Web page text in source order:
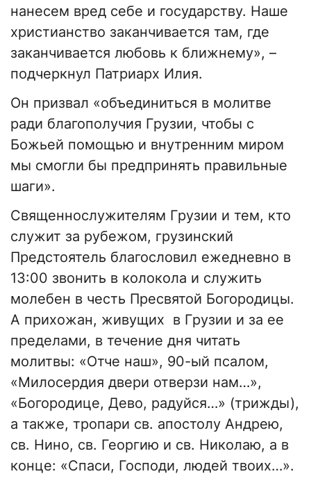
нанесем вред себе и государству. Наше
христианство заканчивается там, где
заканчивается любовь к ближнему», –
подчеркнул Патриарх Илия.
Он призвал «объединиться в молитве
ради благополучия Грузии, чтобы с
Божьей помощью и внутренним миром
мы смогли бы предпринять правильные
шаги».
Священнослужителям Грузии и тем, кто
служит за рубежом, грузинский
Предстоятель благословил ежедневно в
13:00 звонить в колокола и служить
молебен в честь Пресвятой Богородицы.
А прихожан, живущих в Грузии и за ее
пределами, в течение дня читать
молитвы: «Отче наш», 90-ый псалом,
«Милосердия двери отверзи нам…»,
«Богородице, Дево, радуйся…» (трижды),
а также, тропари св. апостолу Андрею,
св. Нино, св. Георгию и св. Николаю, а в
конце: «Спаси, Господи, людей твоих…».